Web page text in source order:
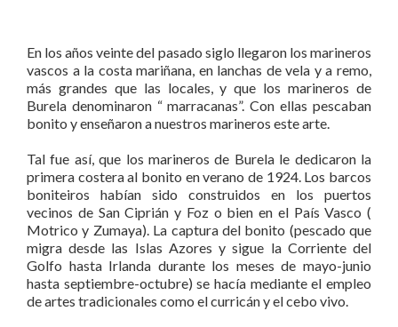
En los años veinte del pasado siglo llegaron los marineros
vascos a la costa mariñana, en lanchas de vela y a remo,
más grandes que las locales, y que los marineros de
Burela denominaron “ marracanas”. Con ellas pescaban
bonito y enseñaron a nuestros marineros este arte.
Tal fue así, que los marineros de Burela le dedicaron la
primera costera al bonito en verano de 1924. Los barcos
boniteiros habían sido construidos en los puertos
vecinos de San Ciprián y Foz o bien en el País Vasco (
Motrico y Zumaya). La captura del bonito (pescado que
migra desde las Islas Azores y sigue la Corriente del
Golfo hasta Irlanda durante los meses de mayo-junio
hasta septiembre-octubre) se hacía mediante el empleo
de artes tradicionales como el curricán y el cebo vivo.